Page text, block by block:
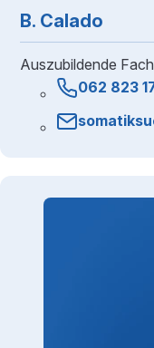
B. Calado
Auszubildende
062 823